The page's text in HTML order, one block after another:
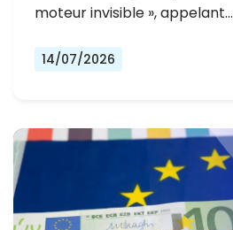
moteur invisible », appelant…
14/07/2026